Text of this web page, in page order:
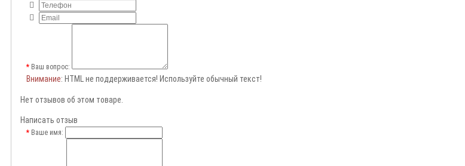
Ваш вопрос:
Внимание: HTML не поддерживается! Используйте обычный текст!
Нет отзывов об этом товаре.
Написать отзыв
Ваше имя: